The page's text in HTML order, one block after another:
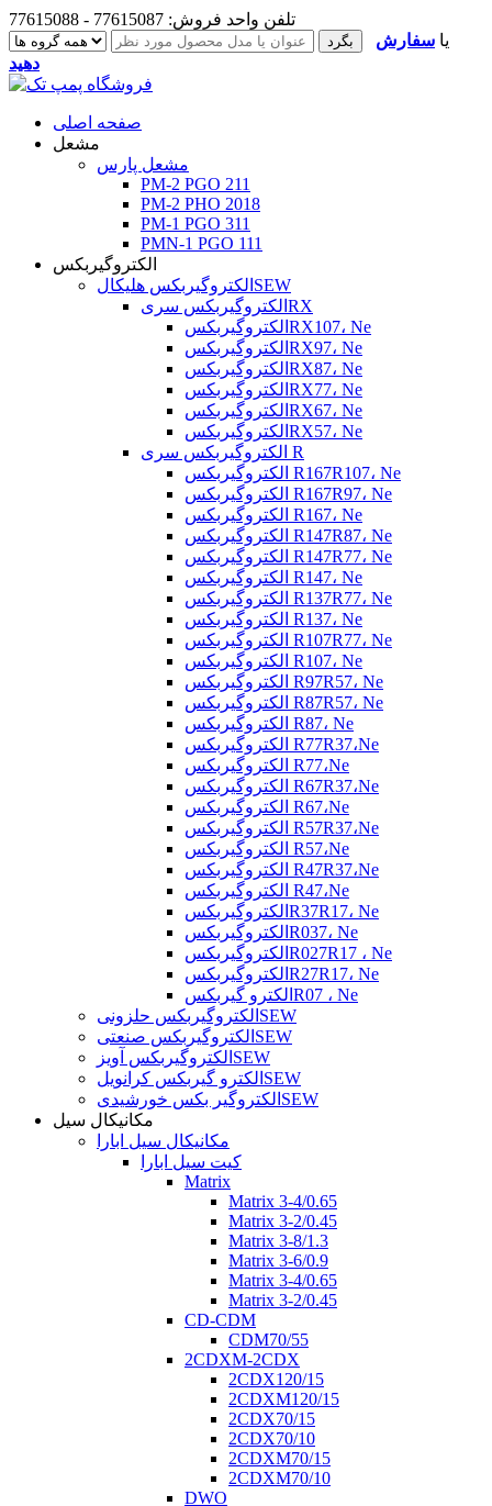
تلفن واحد فروش: 77615087 - 77615088
یا سفارش
دهید
صفحه اصلی
مشعل
مشعل پارس
PM-2 PGO 211
PM-2 PHO 2018
PM-1 PGO 311
PMN-1 PGO 111
الکتروگیربکس
الکتروگیربکس هلیکالSEW
الکتروگیربکس سریRX
الکتروگیربکسRX107، Ne
الکتروگیربکسRX97، Ne
الکتروگیربکسRX87، Ne
الکتروگیربکسRX77، Ne
الکتروگیربکسRX67، Ne
الکتروگیربکسRX57، Ne
الکتروگیربکس سری R
الکتروگیربکس R167R107، Ne
الکتروگیربکس R167R97، Ne
الکتروگیربکس R167، Ne
الکتروگیربکس R147R87، Ne
الکتروگیربکس R147R77، Ne
الکتروگیربکس R147، Ne
الکتروگیربکس R137R77، Ne
الکتروگیربکس R137، Ne
الکتروگیربکس R107R77، Ne
الکتروگیربکس R107، Ne
الکتروگیربکس R97R57، Ne
الکتروگیربکس R87R57، Ne
الکتروگیربکس R87، Ne
الکتروگیربکس R77R37،Ne
الکتروگیربکس R77،Ne
الکتروگیربکس R67R37،Ne
الکتروگیربکس R67،Ne
الکتروگیربکس R57R37،Ne
الکتروگیربکس R57،Ne
الکتروگیربکس R47R37،Ne
الکتروگیربکس R47،Ne
الکتروگیربکسR37R17، Ne
الکتروگیربکسR037، Ne
الکتروگیربکسR027R17 ، Ne
الکتروگیربکسR27R17، Ne
الکترو گیربکسR07 ، Ne
الکتروگیربکس حلزونیSEW
الکتروگیربکس صنعتیSEW
الکتروگیربکس آویزSEW
الکترو گیربکس کرانویلSEW
الکتروگیر بکس خورشیدیSEW
مکانیکال سیل
مکانیکال سیل ابارا
کیت سیل ابارا
Matrix
Matrix 3-4/0.65
Matrix 3-2/0.45
Matrix 3-8/1.3
Matrix 3-6/0.9
Matrix 3-4/0.65
Matrix 3-2/0.45
CD-CDM
CDM70/55
2CDXM-2CDX
2CDX120/15
2CDXM120/15
2CDX70/15
2CDX70/10
2CDXM70/15
2CDXM70/10
DWO